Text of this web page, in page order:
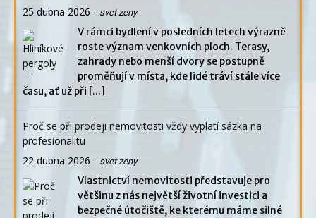
25 dubna 2026 - svet zeny
V rámci bydlení v posledních letech výrazně
roste význam venkovních ploch. Terasy,
zahrady nebo menší dvory se postupně
proměňují v místa, kde lidé tráví stále více
času, ať už při [...]
Proč se při prodeji nemovitosti vždy vyplatí sázka na
profesionalitu
22 dubna 2026 - svet zeny
Vlastnictví nemovitosti představuje pro
většinu z nás největší životní investici a
bezpečné útočiště, ke kterému máme silné